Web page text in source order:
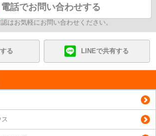
電話でお問い合わせする
はお気軽にお問い合わせください。
る LINEで共有する